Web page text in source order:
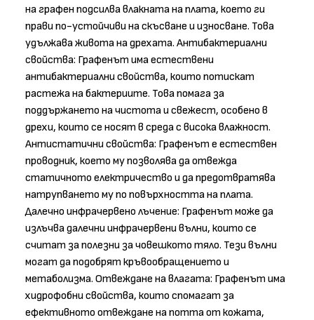
на графен подсилва влакната на плата, което ги
прави по-устойчиви на скъсване и износване. Това
удължава живота на дрехата. Антибактериални
свойства: Графенът има естествени
антибактериални свойства, които потискат
растежа на бактериите. Това помага за
поддържането на чистота и свежест, особено в
дрехи, които се носят в среда с висока влажност.
Антистатични свойства: Графенът е естествен
проводник, което му позволява да отвежда
статичното електричество и да предотвратява
натрупването му по повърхността на плата.
Далечно инфрачервено лъчение: Графенът може да
излъчва далечни инфрачервени вълни, които се
считат за полезни за човешкото тяло. Тези вълни
могат да подобрят кръвообращението и
метаболизма. Отвеждане на влагата: Графенът има
хидрофобни свойства, които спомагат за
ефективното отвеждане на потта от кожата,